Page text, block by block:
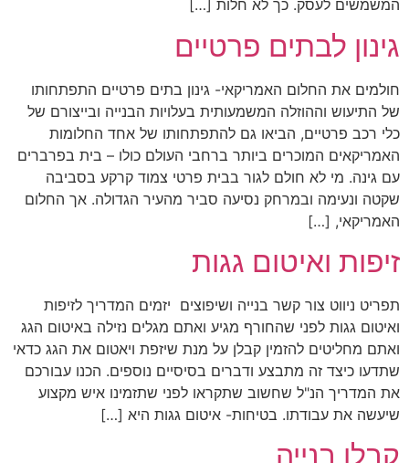
המשמשים לעסק. כך לא חלות […]
גינון לבתים פרטיים
חולמים את החלום האמריקאי- גינון בתים פרטיים התפתחותו
של התיעוש וההוזלה המשמעותית בעלויות הבנייה ובייצורם של
כלי רכב פרטיים, הביאו גם להתפתחותו של אחד החלומות
האמריקאים המוכרים ביותר ברחבי העולם כולו – בית בפרברים
עם גינה. מי לא חולם לגור בבית פרטי צמוד קרקע בסביבה
שקטה ונעימה ובמרחק נסיעה סביר מהעיר הגדולה. אך החלום
האמריקאי, […]
זיפות ואיטום גגות
תפריט ניווט צור קשר בנייה ושיפוצים יזמים המדריך לזיפות
ואיטום גגות לפני שהחורף מגיע ואתם מגלים נזילה באיטום הגג
ואתם מחליטים להזמין קבלן על מנת שיזפת ויאטום את הגג כדאי
שתדעו כיצד זה מתבצע ודברים בסיסיים נוספים. הכנו עבורכם
את המדריך הנ"ל שחשוב שתקראו לפני שתזמינו איש מקצוע
שיעשה את עבודתו. בטיחות- איטום גגות היא […]
קבלן בנייה